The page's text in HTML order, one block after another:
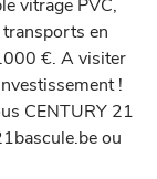
vitrage PVC,
en
€. A visiter
!
CENTURY 21
ou